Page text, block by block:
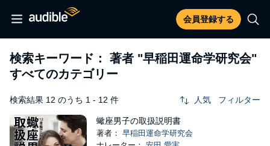
会員登録する
検索キーワード： 著者 "早稲田運命学研究会"
すべてのカテゴリー
検索結果 12 のうち 1 - 12 件 人気 フィルター
蠍座男子の取扱説明書
著者： 早稲田運命学研究会